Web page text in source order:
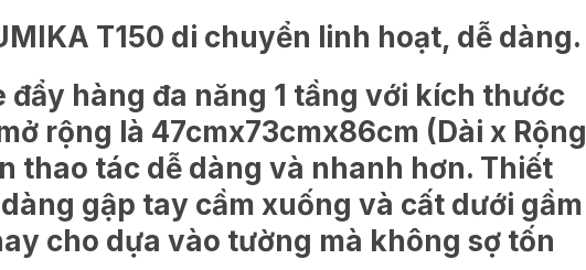
T150 di chuyển linh hoạt, dễ dàng.
đẩy hàng đa năng 1 tầng với kích thước
rộng là 47cmx73cmx86cm (Dài x Rộng
thao tác dễ dàng và nhanh hơn. Thiết
gập tay cầm xuống và cất dưới gầm
cho dựa vào tường mà không sợ tốn